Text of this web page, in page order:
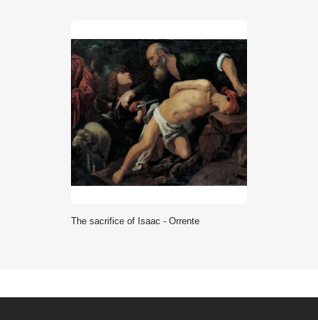
The sacrifice of Isaac - Orrente